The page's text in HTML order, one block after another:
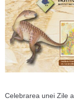
Celebrarea unei Zile